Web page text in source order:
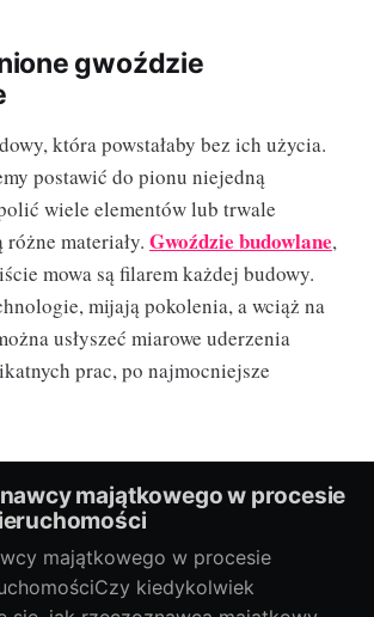
gwoździe
która powstałaby bez ich użycia.
postawić do pionu niejedną
wiele elementów lub trwale
różne materiały. Gwoździe budowlane,
mowa są filarem każdej budowy.
mijają pokolenia, a wciąż na
usłyszeć miarowe uderzenia
prac, po najmocniejsze
majątkowego w procesie
majątkowego w procesie
kiedykolwiek